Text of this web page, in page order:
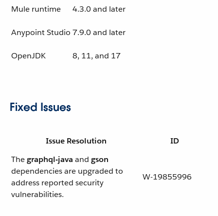
Mule runtime 4.3.0 and later
Anypoint Studio 7.9.0 and later
OpenJDK 8, 11, and 17
Fixed Issues
Issue Resolution
ID
Thegraphql-java and gson
dependencies are upgraded to
address reported security
vulnerabilities.
W-19855996